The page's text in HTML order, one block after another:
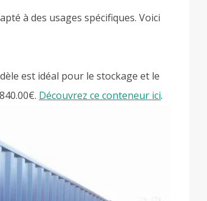
à des usages spécifiques. Voici
est idéal pour le stockage et le
. Découvrez ce conteneur ici.